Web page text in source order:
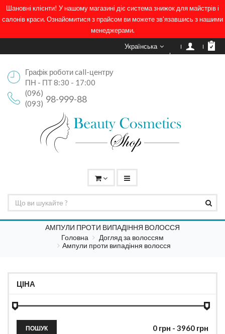
Шановні клієнти! У нашому магазині діє система знижок для майстрів і
салонів краси. Ознайомитися з прайсом ви можете зв'язавшись з нашими
менеджерами.
Українська
Графік роботи call-центру
ПН - ПТ 8:30 - 17:00
(096)
98-999-88
(093)
АМПУЛИ ПРОТИ ВИПАДІННЯ ВОЛОССЯ
Головна
Догляд за волоссям
Ампули проти випадіння волосся
ЦІНА
ПОШУК